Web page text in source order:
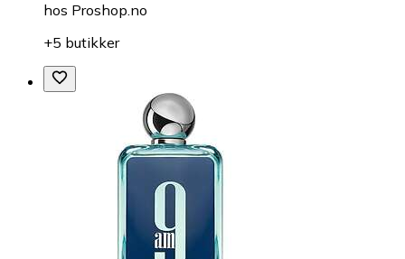
hos Proshop.no
+5 butikker